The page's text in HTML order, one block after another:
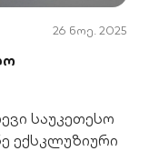
26 ნოე. 2025
საუკეთესო
ექსკლუზიური